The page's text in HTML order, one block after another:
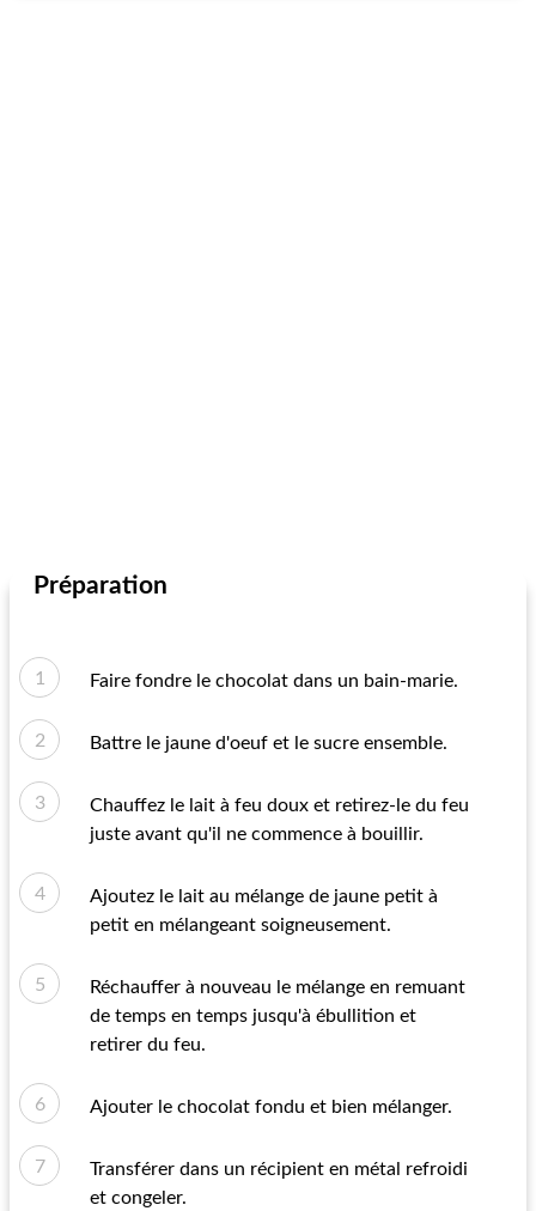
Préparation
Faire fondre le chocolat dans un bain-marie.
Battre le jaune d'oeuf et le sucre ensemble.
Chauffez le lait à feu doux et retirez-le du feu
juste avant qu'il ne commence à bouillir.
Ajoutez le lait au mélange de jaune petit à
petit en mélangeant soigneusement.
Réchauffer à nouveau le mélange en remuant
de temps en temps jusqu'à ébullition et
retirer du feu.
Ajouter le chocolat fondu et bien mélanger.
Transférer dans un récipient en métal refroidi
et congeler.